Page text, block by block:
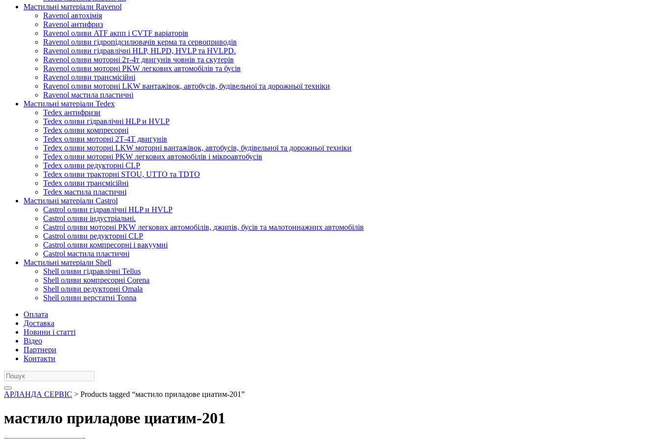
Мастильні матеріали Ravenol
Ravenol автохімія
Ravenol антифриз
Ravenol оливи ATF акпп і CVTF варіаторів
Ravenol оливи гідропідсилювачів керма та сервоприводів
Ravenol оливи гідравлічні HLP, HLPD, HVLP та HVLPD.
Ravenol оливи моторні 2т-4т двигунів човнів та скутерів
Ravenol оливи моторні PKW легкових автомобілів та бусів
Ravenol оливи трансмісійні
Ravenol оливи моторні LKW вантажівок, автобусів, будівельної та дорожньої техніки
Ravenol мастила пластичні
Мастильні матеріали Tedex
Tedex антифризи
Tedex оливи гідравлічні HLP и HVLP
Tedex оливи компресорні
Tedex оливи моторні 2Т-4Т двигунів
Tedex оливи моторні LKW моторні вантажівок, автобусів, будівельної та дорожньої техніки
Tedex оливи моторні PKW легкових автомобілів і мікроавтобусів
Tedex оливи редукторні CLP
Tedex оливи тракторні STOU, UTTO та TDTO
Tedex оливи трансмісійні
Tedex мастила пластичні
Мастильні матеріали Castrol
Castrol оливи гідравлічні HLP и HVLP
Castrol оливи індустріальні.
Castrol оливи моторні PKW легкових автомобілів, джипів, бусів та малотоннажних автомобілів
Castrol оливи редукторні CLP
Castrol оливи компресорні і вакуумні
Castrol мастила пластичні
Мастильні матеріали Shell
Shell оливи гідравлічні Tellus
Shell оливи компресорні Corena
Shell оливи редукторні Omala
Shell оливи верстатні Tonna
Оплата
Доставка
Новини і статті
Відео
Партнери
Контакти
АРЛАНДА СЕРВІС > Products tagged “мастило приладове циатим-201”
мастило приладове циатим-201